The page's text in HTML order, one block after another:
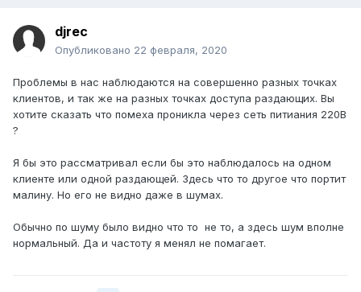
djrec
Опубликовано 22 февраля, 2020
Проблемы в нас наблюдаются на совершенно разных точках
клиентов, и так же на разных точках доступа раздающих. Вы
хотите сказать что помеха проникла через сеть питиания 220В
?
Я бы это рассматривал если бы это наблюдалось на одном
клиенте или одной раздающей. Здесь что то другое что портит
малину. Но его не видно даже в шумах.
Обычно по шуму было видно что то не то, а здесь шум вполне
нормальный. Да и частоту я менял не помагает.